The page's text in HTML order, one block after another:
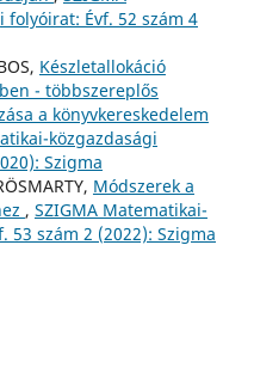
Évf. 52 szám 4
Készletallokáció
- többszereplős
a könyvkereskedelem
közgazdasági
Szigma
Módszerek a
, SZIGMA Matematikai-
53 szám 2 (2022): Szigma